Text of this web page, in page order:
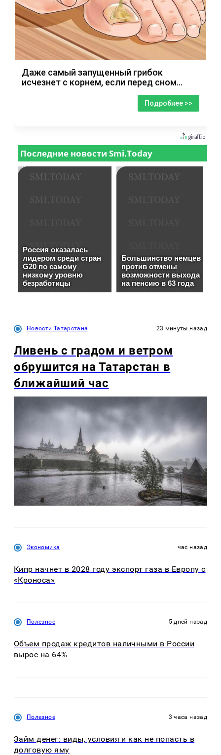
Даже самый запущенный грибок
исчезнет с корнем, если перед сном…
Подробнее >>
Новости Татарстана 23 минуты назад
Ливень с градом и ветром
обрушится на Татарстан в
ближайший час
Экономика час назад
Кипр начнет в 2028 году экспорт газа в Европу с
«Кроноса»
Полезное 5 дней назад
Объем продаж кредитов наличными в России
вырос на 64%
Полезное 3 часа назад
Займ денег: виды, условия и как не попасть в
долговую яму